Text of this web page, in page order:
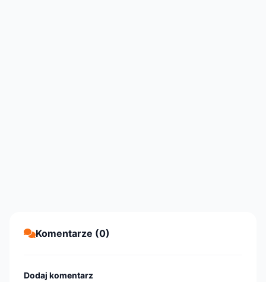
Komentarze (0)
Dodaj komentarz